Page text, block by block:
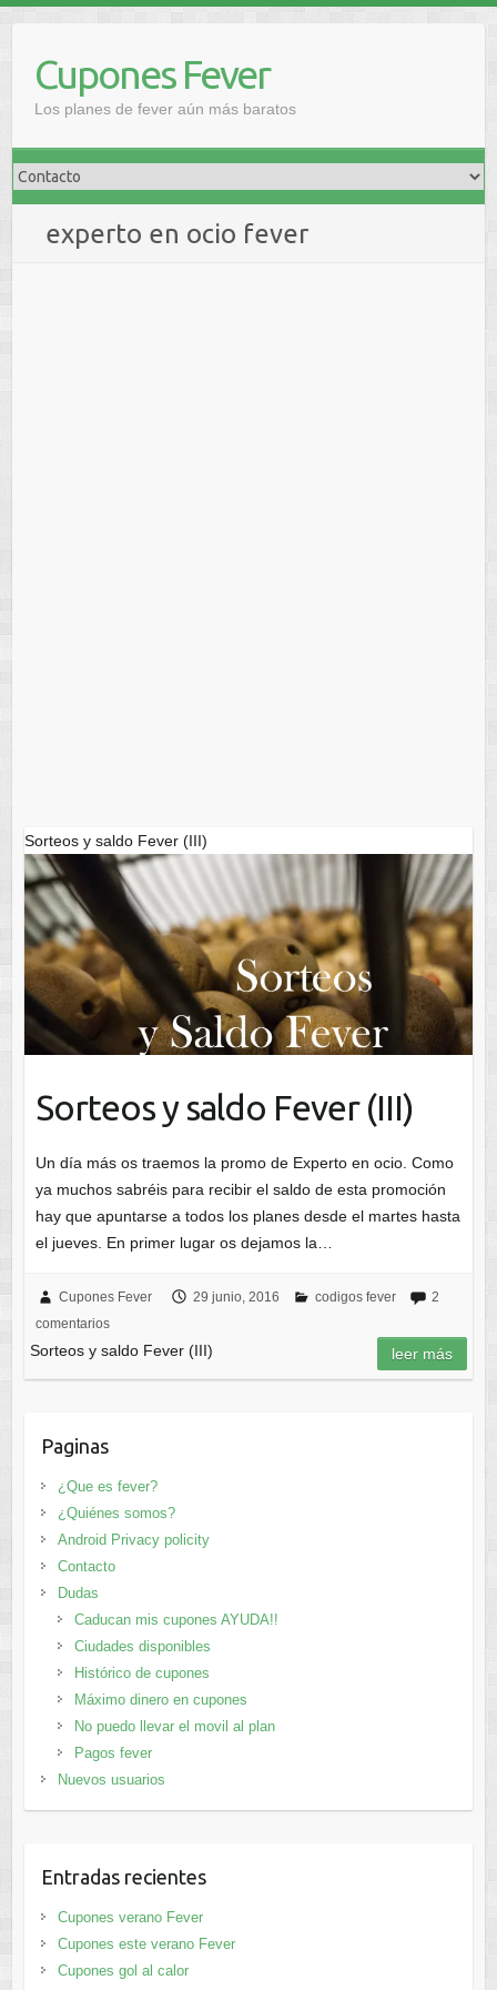
contenidoCupones Fever
Los planes de fever aún más baratos
experto en ocio fever
Sorteos y saldo Fever (III)
Sorteos y saldo Fever (III)
Un día más os traemos la promo de Experto en ocio. Como
ya muchos sabréis para recibir el saldo de esta promoción
hay que apuntarse a todos los planes desde el martes hasta
el jueves. En primer lugar os dejamos la…
Cupones Fever 29 junio, 2016 codigos fever
2
comentarios
Sorteos y saldo Fever (III) leer más
Paginas
¿Que es fever?
¿Quiénes somos?
Android Privacy policity
Contacto
Dudas
Caducan mis cupones AYUDA!!
Ciudades disponibles
Histórico de cupones
Máximo dinero en cupones
No puedo llevar el movil al plan
Pagos fever
Nuevos usuarios
Entradas recientes
Cupones verano Fever
Cupones este verano Fever
Cupones gol al calor